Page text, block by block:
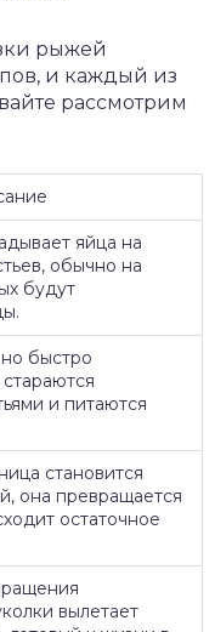
рыжей
и каждый из
рассмотрим
яйца на
обычно на
будут
быстро
и питаются
становится
она превращается
остаточное
вылетает